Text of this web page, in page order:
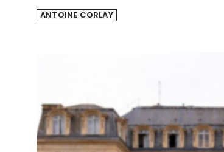
ANTOINE CORLAY